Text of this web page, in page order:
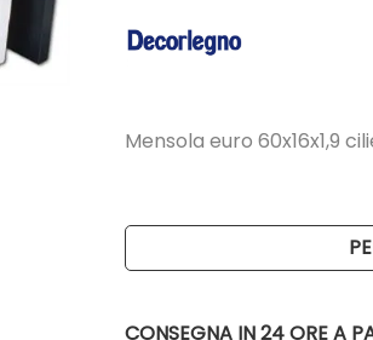
Mensola euro 60x16x1,9
CONSEGNA IN 24 OREA